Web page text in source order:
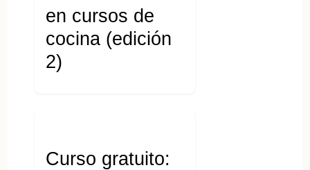
en cursos de
cocina (edición
2)
Curso gratuito: